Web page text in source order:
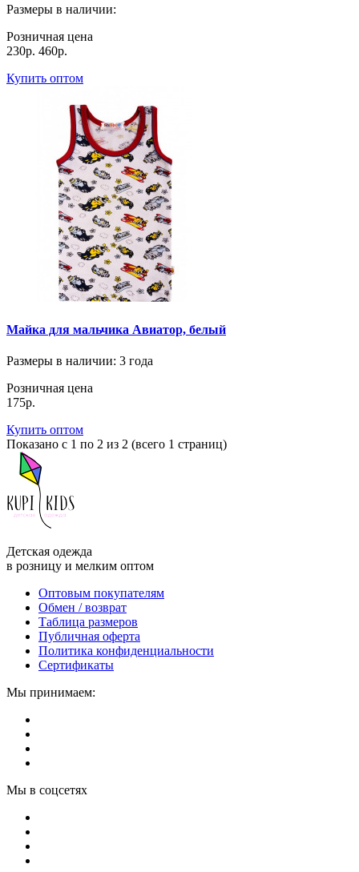
Размеры в наличии:
Розничная цена
230р. 460р.
Купить оптом
Майка для мальчика Авиатор, белый
Размеры в наличии: 3 года
Розничная цена
175р.
Купить оптом
Показано с 1 по 2 из 2 (всего 1 страниц)
Детская одежда
в розницу и мелким оптом
Оптовым покупателям
Обмен / возврат
Таблица размеров
Публичная оферта
Политика конфиденциальности
Сертификаты
Мы принимаем:
Мы в соцсетях